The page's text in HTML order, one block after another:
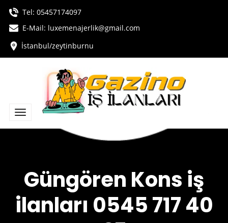
Tel: 05457174097
E-Mail: luxemenajerlik@gmail.com
İstanbul/zeytinburnu
Güngören Kons iş
ilanları 0545 717 40